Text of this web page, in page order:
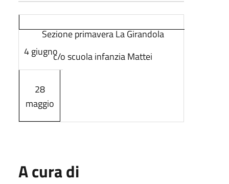
Sezione primavera La Girandola
c/o scuola infanzia Mattei
4 giugno
28
maggio
A cura di